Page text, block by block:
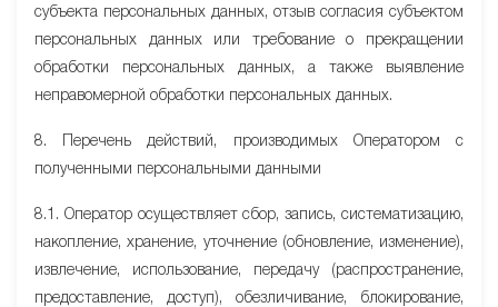
субъекта персональных данных, отзыв согласия субъектом
персональных данных или требование о прекращении
обработки персональных данных, а также выявление
неправомерной обработки персональных данных.
8. Перечень действий, производимых Оператором с
полученными персональными данными
8.1. Оператор осуществляет сбор, запись, систематизацию,
накопление, хранение, уточнение (обновление, изменение),
извлечение, использование, передачу (распространение,
предоставление, доступ), обезличивание, блокирование,